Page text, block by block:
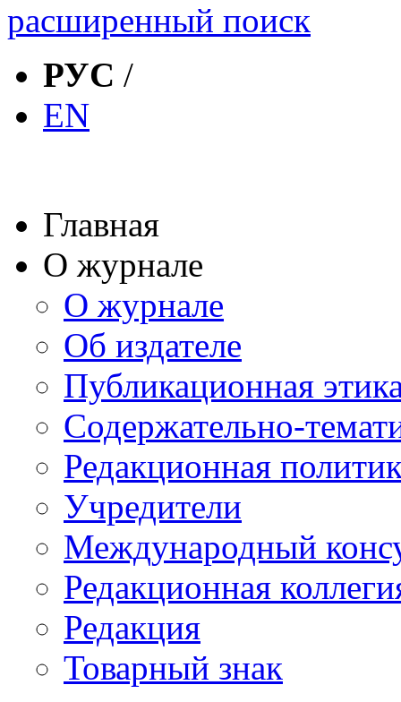
расширенный поиск
РУС /
EN
Главная
О журнале
О журнале
Об издателе
Публикационная
Содержательно-
Редакционная
Учредители
Международный
Редакционная
Редакция
Товарный знак